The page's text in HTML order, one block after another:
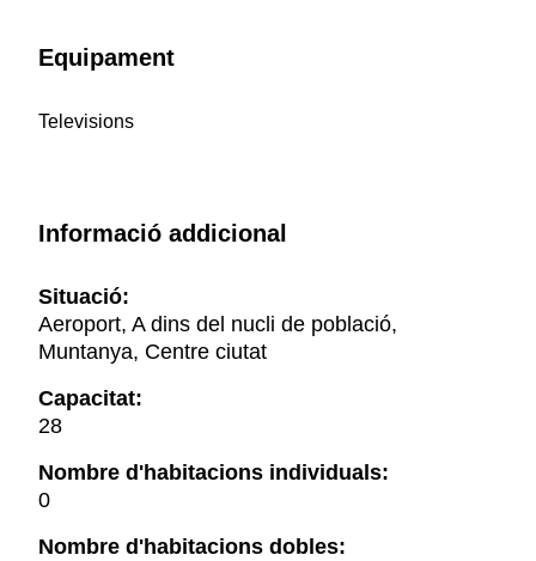
Equipament
Televisions
Informació addicional
Situació:
Aeroport, A dins del nucli de població,
Muntanya, Centre ciutat
Capacitat:
28
Nombre d'habitacions individuals:
0
Nombre d'habitacions dobles: